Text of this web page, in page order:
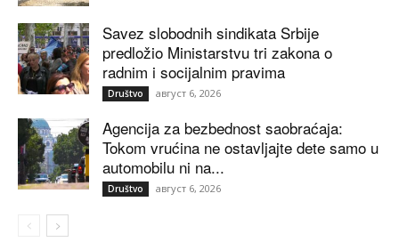
Savez slobodnih sindikata Srbije
predložio Ministarstvu tri zakona o
radnim i socijalnim pravima
Društvo август 6, 2026
Agencija za bezbednost saobraćaja:
Tokom vrućina ne ostavljajte dete samo u
automobilu ni na...
Društvo август 6, 2026